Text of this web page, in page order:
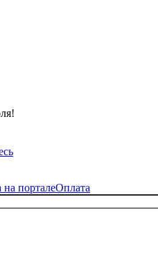
на порталеОплата